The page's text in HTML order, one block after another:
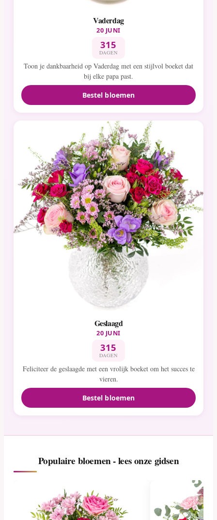
Vaderdag
20 JUNI
315
DAGEN
Toon je dankbaarheid op Vaderdag met een stijlvol boeket dat
bij elke papa past.
Bestel bloemen
Geslaagd
20 JUNI
315
DAGEN
Feliciteer de geslaagde met een vrolijk boeket om het succes te
vieren.
Bestel bloemen
Populaire bloemen - lees onze gidsen